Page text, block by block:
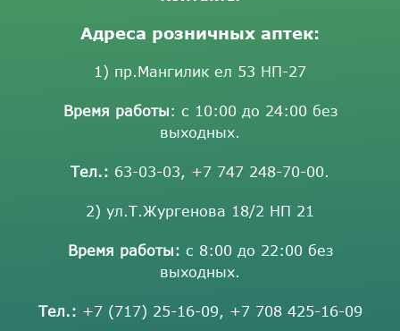
Адреса розничных аптек:
1) пр.Мангилик ел 53 НП-27
Время работы: с 10:00 до 24:00 без
выходных.
Тел.: 63-03-03, +7 747 248-70-00.
2) ул.Т.Жургенова 18/2 НП 21
Время работы: с 8:00 до 22:00 без
выходных.
Тел.: +7 (717) 25-16-09, +7 708 425-16-09